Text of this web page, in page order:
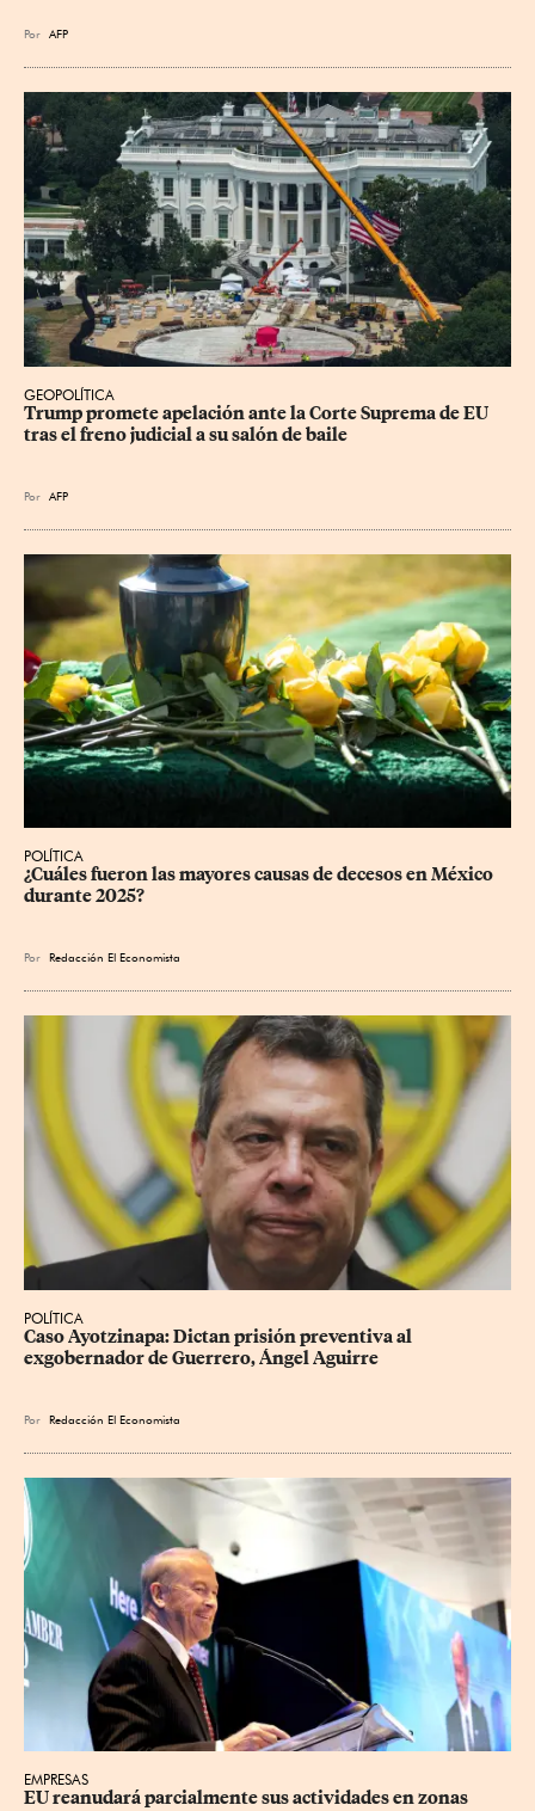
Por AFP
GEOPOLÍTICA
Trump promete apelación ante la Corte Suprema de EU
tras el freno judicial a su salón de baile
Por AFP
POLÍTICA
¿Cuáles fueron las mayores causas de decesos en México
durante 2025?
Por Redacción El Economista
POLÍTICA
Caso Ayotzinapa: Dictan prisión preventiva al
exgobernador de Guerrero, Ángel Aguirre
Por Redacción El Economista
EMPRESAS
EU reanudará parcialmente sus actividades en zonas